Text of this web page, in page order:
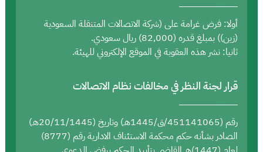
أولا: فرض غرامة على (شركة الاتصالات المتنقلة السعودية
(زين)) بمبلغ قدره (82,000) ريال سعودي.
ثانيا: نشر هذه العقوبة في الموقع الإلكتروني للهيئة.
قرار لجنة النظر في مخالفات نظام الاتصالات
رقم (451141065/ق/1445هـ) وتاريخ (20/11/1445هـ)
الصادر بشأنه حكم محكمة الاستئناف الادارية رقم (8777)